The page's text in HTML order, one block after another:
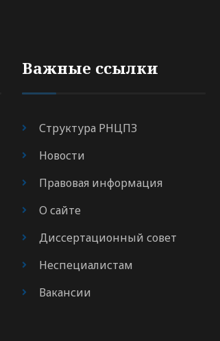
Важные ссылки
Структура РНЦПЗ
Новости
Правовая информация
О сайте
Диссертационный совет
Неспециалистам
Вакансии